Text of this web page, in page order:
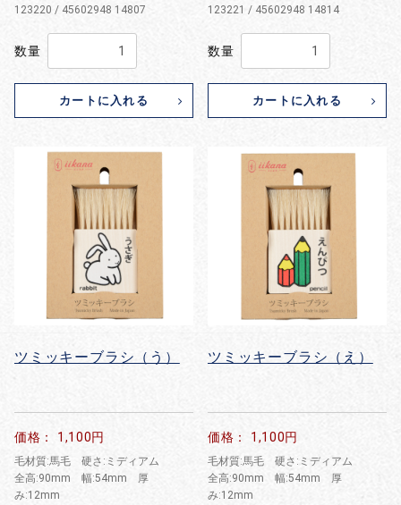
123220 / 45602948 14807
数量
カートに入れる
123221 / 45602948 14814
数量
カートに入れる
ツミッキーブラシ（う）
価格： 1,100円
毛材質:馬毛 硬さ:ミディアム
全高:90mm 幅:54mm 厚
み:12mm
ツミッキーブラシ（え）
価格： 1,100円
毛材質:馬毛 硬さ:ミディアム
全高:90mm 幅:54mm 厚
み:12mm